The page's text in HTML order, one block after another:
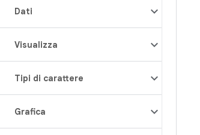
Dati
Visualizza
Tipi di carattere
Grafica